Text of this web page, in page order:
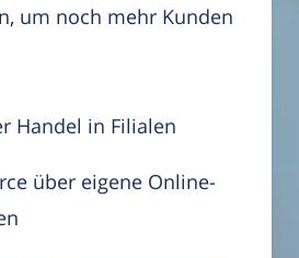
um noch mehr Kunden
Handel in Filialen
über eigene Online-